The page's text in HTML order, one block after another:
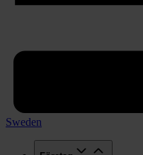
Sweden